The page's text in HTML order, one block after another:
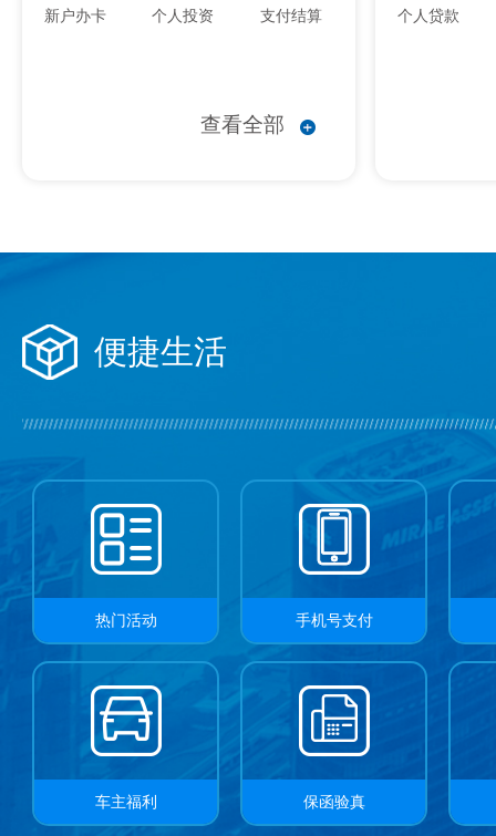
厦门国际银行龙岩分行关于个人借款合同的公示
关于厦门国际银行泉州晋江支行换发《中华人民共
关于厦门国际银行漳州芗城华侨支行新领《中华人
关于厦门国际银行兴安花产品权益活动到期下线的
厦门国际银行股份有限公司关于注册资本变更的公告
厦门国际银行关于更新《厦门国际银行个人银行账
关于厦门国际银行三明沙县支行新领《中华人民共
厦门国际银行关于金融产品和服务所执行标准情况
新户办卡 个人投资 支付结算
查看全部
个人贷款
便捷生活
热门活动 手机号支付
车主福利 保函验真